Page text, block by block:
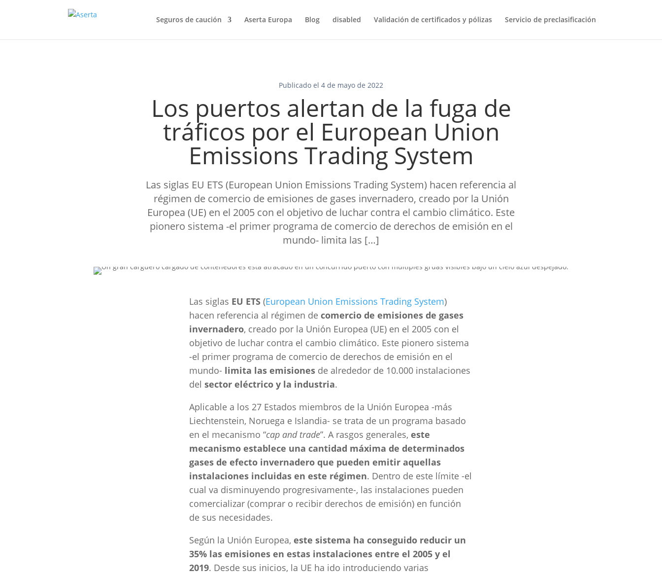
Seguros de caución Aserta Europa Blog disabled Validación de certificados y pólizas Servicio de preclasificación
Publicado el 4 de mayo de 2022
Los puertos alertan de la fuga de
tráficos por el European Union
Emissions Trading System
Las siglas EU ETS (European Union Emissions Trading System) hacen referencia al
régimen de comercio de emisiones de gases invernadero, creado por la Unión
Europea (UE) en el 2005 con el objetivo de luchar contra el cambio climático. Este
pionero sistema -el primer programa de comercio de derechos de emisión en el
mundo- limita las […]
Las siglas EU ETS (European Union Emissions Trading System)
hacen referencia al régimen de comercio de emisiones de gases
invernadero, creado por la Unión Europea (UE) en el 2005 con el
objetivo de luchar contra el cambio climático. Este pionero sistema
-el primer programa de comercio de derechos de emisión en el
mundo- limita las emisiones de alrededor de 10.000 instalaciones
del sector eléctrico y la industria.
Aplicable a los 27 Estados miembros de la Unión Europea -más
Liechtenstein, Noruega e Islandia- se trata de un programa basado
en el mecanismo “cap and trade”. A rasgos generales, este
mecanismo establece una cantidad máxima de determinados
gases de efecto invernadero que pueden emitir aquellas
instalaciones incluidas en este régimen. Dentro de este límite -el
cual va disminuyendo progresivamente-, las instalaciones pueden
comercializar (comprar o recibir derechos de emisión) en función
de sus necesidades.
Según la Unión Europea, este sistema ha conseguido reducir un
35% las emisiones en estas instalaciones entre el 2005 y el
2019. Desde sus inicios, la UE ha ido introduciendo varias